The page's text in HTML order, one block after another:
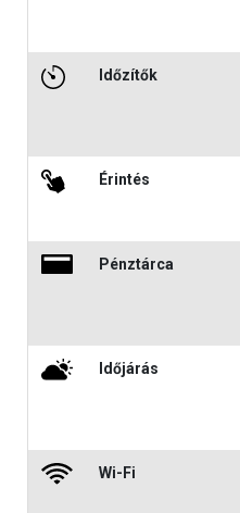
Időzítők
Érintés
Pénztárca
Időjárás
Wi-Fi